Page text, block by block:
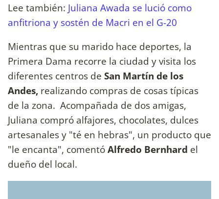
Lee también: Juliana Awada se lució como
anfitriona y sostén de Macri en el G-20
Mientras que su marido hace deportes, la
Primera Dama recorre la ciudad y visita los
diferentes centros de San Martín de los
Andes, realizando compras de cosas típicas
de la zona. Acompañada de dos amigas,
Juliana compró alfajores, chocolates, dulces
artesanales y "té en hebras", un producto que
"le encanta", comentóAlfredo Bernhard el
dueño del local.